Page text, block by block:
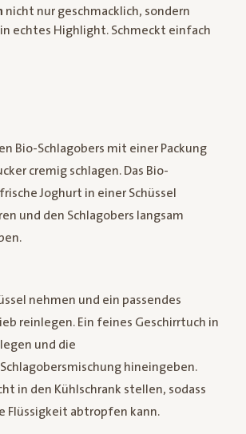
nicht nur geschmacklich, sondern
echtes Highlight. Schmeckt einfach
Bio-Schlagobers mit einer Packung
cremig schlagen. Das Bio-
Joghurt in einer Schüssel
und den Schlagobers langsam
nehmen und ein passendes
reinlegen. Ein feines Geschirrtuch in
und die
hineingeben.
in den Kühlschrank stellen, sodass
Flüssigkeit abtropfen kann.